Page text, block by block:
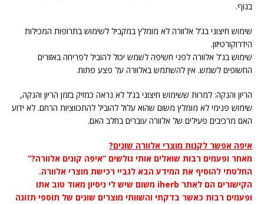
בגוף.
שימוש חיצוני בג’ל אלוורה לא מומלץ במקביל לשימוש בתרופות המכילות
הידרוקורטיזון.
שימוש בג’ל אלוורה לפני חשיפה לשמש יכול להוביל לפריחה באזורים
החשופים לשמש. אין להשתמש באלוורה על פצע פתוח.
הריון והנקה: למרות ששימוש חיצוני בג’ל לא נראה כמזיק בזמן הריון והנקה,
שימוש פנימי לא מומלץ משום שהוא עלול להוביל להתכווציות הרחם. לא ידוע
האם מרכיבים פעילים של אלוורה עוברים בחלב האם.
איפה אפשר לקנות מוצרי אלוורה שונים?
מאחר ופעמים רבות שואלים אותי גולשים “איפה קונים אלוורה?”
החלטתי להוסיף את המידע הבא לגביי רכישת מוצרי אלוורה.
הקישורים הם לאתר iherb משום שיש לי ניסיון מאוד טוב אתו
ופעמים רבות כאשר בדקתי והשוותי מוצרים שונים של תוספי תזונה